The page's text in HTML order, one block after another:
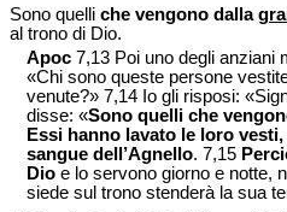
Sono quelli che vengono dalla
al trono di Dio.
Apoc 7,13 Poi uno degli anziani
«Chi sono queste persone
venute?» 7,14 Io gli risposi:
disse: «Sono quelli che
Essi hanno lavato le loro
sangue dell’Agnello. 7,15
Dio e lo servono giorno e notte,
siede sul trono stenderà la sua